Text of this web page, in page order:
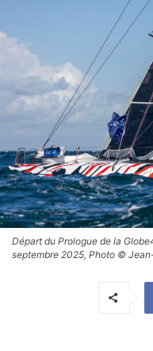
Départ du Prologue de la
septembre 2025, Photo ©